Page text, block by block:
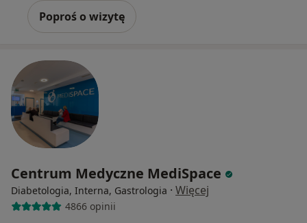
Poproś o wizytę
Centrum Medyczne MediSpace
Diabetologia, Interna, Gastrologia · Więcej
4866 opinii